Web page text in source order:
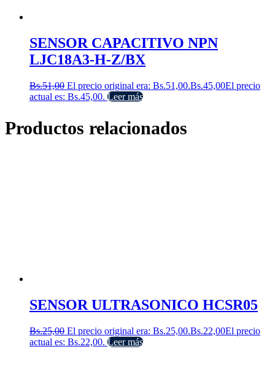
SENSOR CAPACITIVO NPN
LJC18A3-H-Z/BX
Bs.51,00 El precio original era: Bs.51,00.Bs.45,00El precio
actual es: Bs.45,00. Leer más
Productos relacionados
SENSOR ULTRASONICO HCSR05
Bs.25,00 El precio original era: Bs.25,00.Bs.22,00El precio
actual es: Bs.22,00. Leer más